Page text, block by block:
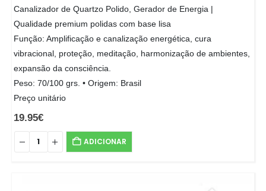
Canalizador de Quartzo Polido, Gerador de Energia |
Qualidade premium polidas com base lisa
Função: Amplificação e canalização energética, cura
vibracional, proteção, meditação, harmonização de ambientes,
expansão da consciência.
Peso: 70/100 grs. • Origem: Brasil
Preço unitário
19.95€
ADICIONAR